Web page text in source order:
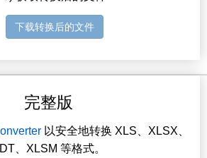
下载转换后的文件
完整版
以安全地转换 XLS、XLSX、
、XLSM 等格式。